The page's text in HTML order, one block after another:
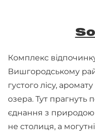
Комплекс
Вишгородському
густого лісу,
озера. Тут прагнуть
єднання з природою
не столиця, а